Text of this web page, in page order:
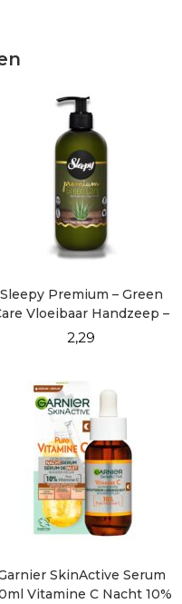
Sleepy Premium – Green
Vloeibaar Handzeep –
500 ml
2,29
SkinActive Serum
Vitamine C Nacht 10%